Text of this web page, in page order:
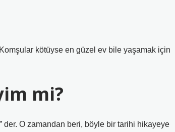
kötüyse en güzel ev bile yaşamak için
mi?
der. O zamandan beri, böyle bir tarihi hikayeye